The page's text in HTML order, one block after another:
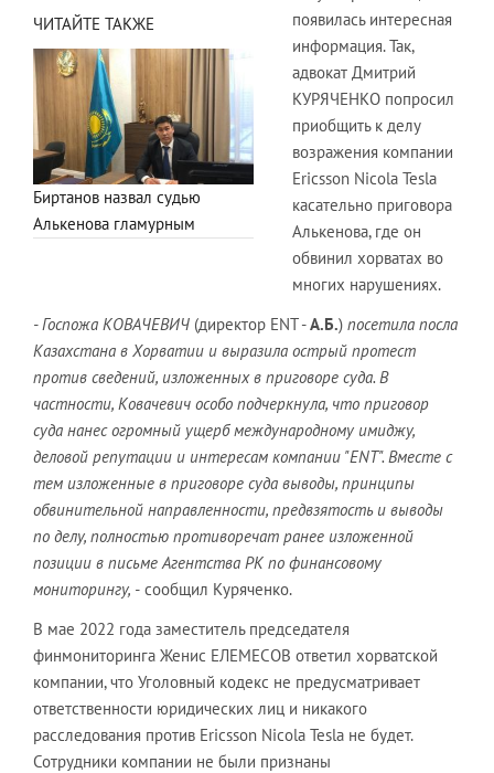
ЧИТАЙТЕ ТАКЖЕ
Биртанов назвал судью
Алькенова гламурным
появилась интересная
информация. Так,
адвокат Дмитрий
КУРЯЧЕНКО попросил
приобщить к делу
возражения компании
Ericsson Nicola Tesla
касательно приговора
Алькенова, где он
обвинил хорватах во
многих нарушениях.
- Госпожа КОВАЧЕВИЧ (директор ENT -А.Б.) посетила посла
Казахстана в Хорватии и выразила острый протест
против сведений, изложенных в приговоре суда. В
частности, Ковачевич особо подчеркнула, что приговор
суда нанес огромный ущерб международному имиджу,
деловой репутации и интересам компании "ЕNT". Вместе с
тем изложенные в приговоре суда выводы, принципы
обвинительной направленности, предвзятость и выводы
по делу, полностью противоречат ранее изложенной
позиции в письме Агентства РК по финансовому
мониторингу, - сообщил Куряченко.
В мае 2022 года заместитель председателя
финмониторинга Женис ЕЛЕМЕСОВ ответил хорватской
компании, что Уголовный кодекс не предусматривает
ответственности юридических лиц и никакого
расследования против Ericsson Nicola Tesla не будет.
Сотрудники компании не были признаны